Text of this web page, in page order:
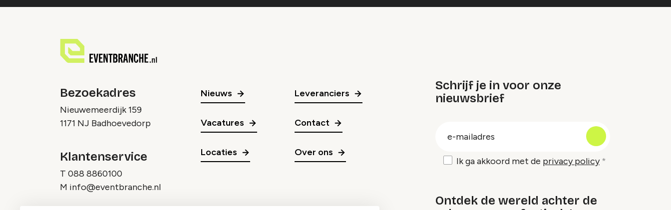
Bezoekadres
Nieuwemeerdijk 159
1171 NJ Badhoevedorp
Klantenservice
T 088 8860100
M info@eventbranche.nl
Nieuws
Vacatures
Locaties
Leveranciers
Contact
Over ons
Schrijf je in voor onze
nieuwsbrief
Ik ga akkoord met de privacy policy
Ontdek de wereld achter de